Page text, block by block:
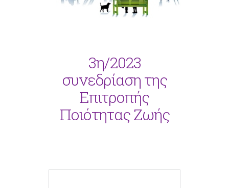
3η/2023
συνεδρίαση της
Επιτροπής
Ποιότητας Ζωής